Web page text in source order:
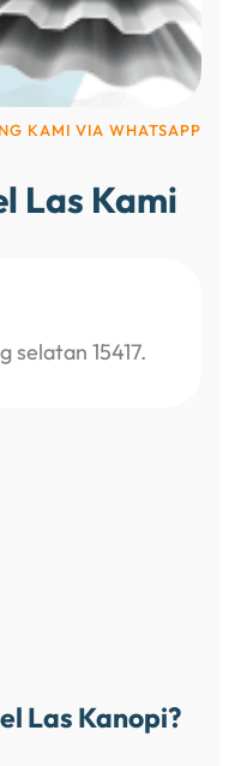
KAMI VIA WHATSAPP
Las Kami
selatan 15417.
Las Kanopi?